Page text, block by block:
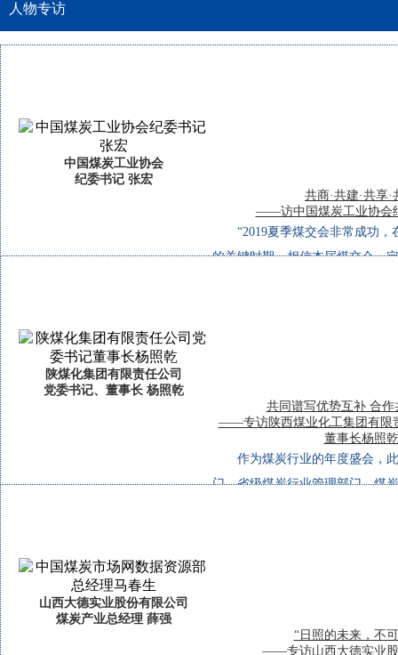
人物专访
中国煤炭工业协会
纪委书记 张宏
共商·共建·共享·
——访中国煤炭工业协会
“2019夏季煤交会非常成功
的关键时期，相信本届煤交会一
陕煤化集团有限责任公司
党委书记、董事长 杨照乾
共同谱写优势互补 合作
——专访陕西煤业化工集团有限
董事长杨照乾
作为煤炭行业的年度盛会，
门，省级煤炭行业管理部门，煤
山西大德实业股份有限公司
煤炭产业总经理 薛强
“日照的未来，不
——专访山西大德实业